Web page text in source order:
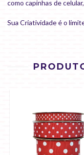
como capinhas de
Sua Criatividade é o